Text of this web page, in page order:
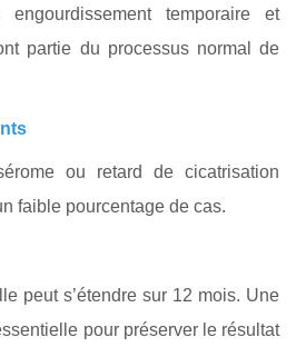
temporaire et
partie du processus normal de
ou retard de cicatrisation
faible pourcentage de cas.
peut s’étendre sur 12 mois. Une
pour préserver le résultat